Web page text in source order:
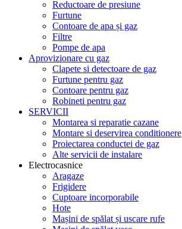
Reductoare de presiune
Furtune
Contoare de apa și gaz
Filtre
Pompe de apa
Aprovizionare cu gaz
Clapete si detectoare de gaz
Furtune pentru gaz
Contoare pentru gaz
Robineti pentru gaz
SERVICII
Montarea si reparatie cazane
Montare si deservirea conditionere
Proiectarea conductei de gaz
Alte servicii de instalare
Electrocasnice
Aragaze
Frigidere
Cuptoare incorporabile
Hote
Mașini de spălat și uscare rufe